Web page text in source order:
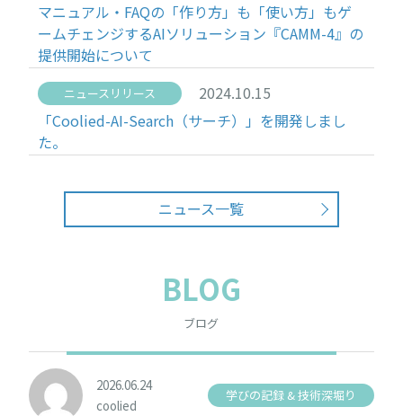
マニュアル・FAQの「作り方」も「使い方」もゲ
ームチェンジするAIソリューション『CAMM-4』の
提供開始について
ニュースリリース
2024.10.15
「Coolied-AI-Search（サーチ）」を開発しまし
た。
ニュース一覧
BLOG
ブログ
2026.06.24
coolied
学びの記録 & 技術深堀り